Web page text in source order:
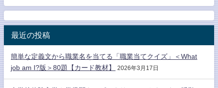
最近の投稿
簡単な定義文から職業名を当てる「職業当てクイズ」＜What
job am I?版＞80題【カード教材】
2026年3月17日